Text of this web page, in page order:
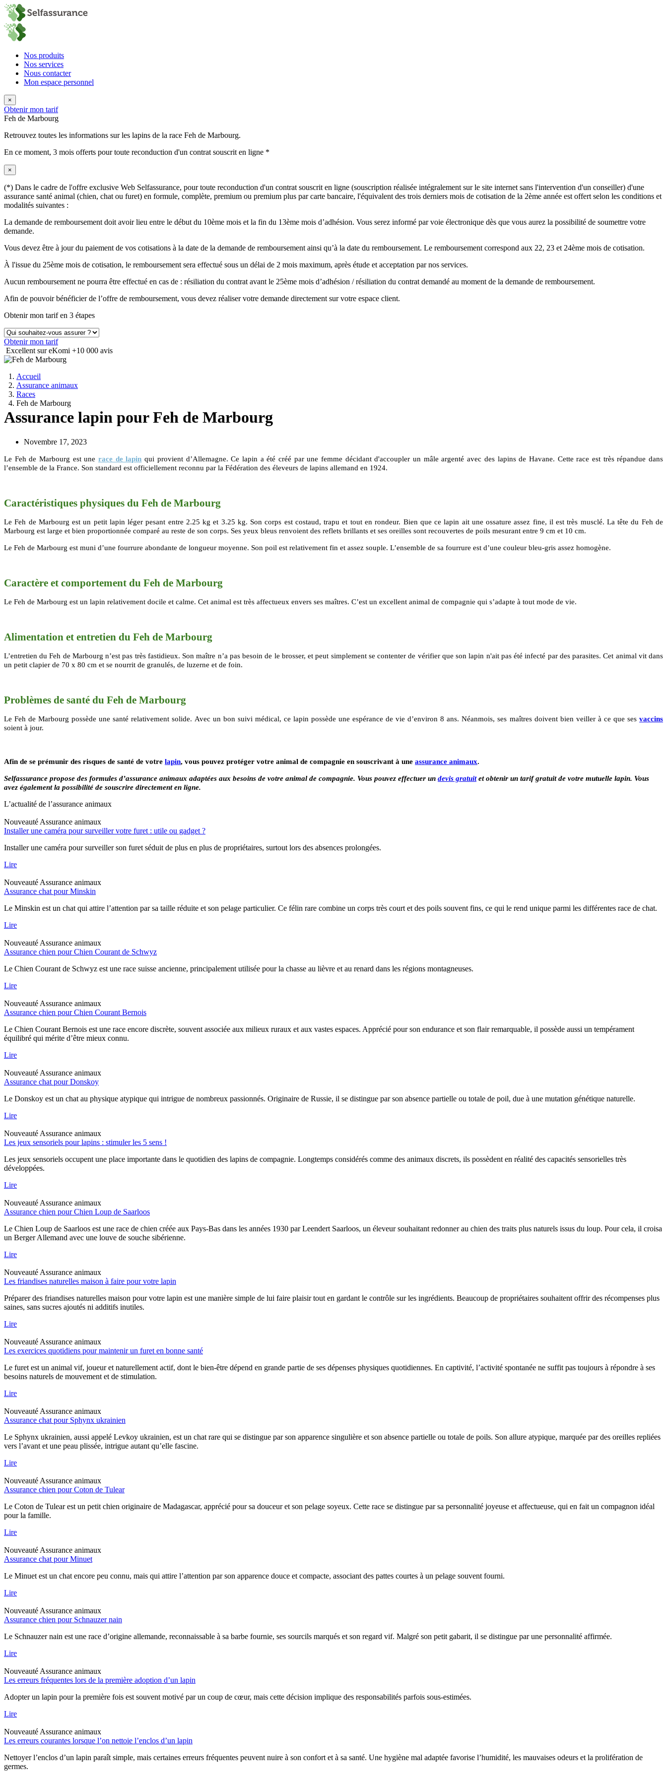
Nos produits
Nos services
Nous contacter
Mon espace personnel
×
Obtenir mon tarif
Feh de Marbourg
Retrouvez toutes les informations sur les lapins de la race Feh de Marbourg.
En ce moment, 3 mois offerts pour toute reconduction d'un contrat souscrit en ligne *
×
(*) Dans le cadre de l'offre exclusive Web Selfassurance, pour toute reconduction d'un contrat souscrit en ligne (souscription réalisée intégralement sur le site internet sans l'intervention d'un conseiller) d'une
assurance santé animal (chien, chat ou furet) en formule, complète, premium ou premium plus par carte bancaire, l'équivalent des trois derniers mois de cotisation de la 2ème année est offert selon les conditions et
modalités suivantes :
La demande de remboursement doit avoir lieu entre le début du 10ème mois et la fin du 13ème mois d’adhésion. Vous serez informé par voie électronique dès que vous aurez la possibilité de soumettre votre
demande.
Vous devez être à jour du paiement de vos cotisations à la date de la demande de remboursement ainsi qu’à la date du remboursement. Le remboursement correspond aux 22, 23 et 24ème mois de cotisation.
À l'issue du 25ème mois de cotisation, le remboursement sera effectué sous un délai de 2 mois maximum, après étude et acceptation par nos services.
Aucun remboursement ne pourra être effectué en cas de : résiliation du contrat avant le 25ème mois d’adhésion / résiliation du contrat demandé au moment de la demande de remboursement.
Afin de pouvoir bénéficier de l’offre de remboursement, vous devez réaliser votre demande directement sur votre espace client.
Obtenir mon tarif en 3 étapes
Obtenir mon tarif
Excellent sur eKomi +10 000 avis
Accueil
Assurance animaux
Races
Feh de Marbourg
Assurance lapin pour Feh de Marbourg
Novembre 17, 2023
Le Feh de Marbourg est unerace de lapin qui provient d’Allemagne. Ce lapin a été créé par une femme décidant d'accoupler un mâle argenté avec des lapins de Havane. Cette race est très répandue dans
l’ensemble de la France. Son standard est officiellement reconnu par la Fédération des éleveurs de lapins allemand en 1924.
Caractéristiques physiques du Feh de Marbourg
Le Feh de Marbourg est un petit lapin léger pesant entre 2.25 kg et 3.25 kg. Son corps est costaud, trapu et tout en rondeur. Bien que ce lapin ait une ossature assez fine, il est très musclé. La tête du Feh de
Marbourg est large et bien proportionnée comparé au reste de son corps. Ses yeux bleus renvoient des reflets brillants et ses oreilles sont recouvertes de poils mesurant entre 9 cm et 10 cm.
Le Feh de Marbourg est muni d’une fourrure abondante de longueur moyenne. Son poil est relativement fin et assez souple. L’ensemble de sa fourrure est d’une couleur bleu-gris assez homogène.
Caractère et comportement du Feh de Marbourg
Le Feh de Marbourg est un lapin relativement docile et calme. Cet animal est très affectueux envers ses maîtres. C’est un excellent animal de compagnie qui s’adapte à tout mode de vie.
Alimentation et entretien du Feh de Marbourg
L’entretien du Feh de Marbourg n’est pas très fastidieux. Son maître n’a pas besoin de le brosser, et peut simplement se contenter de vérifier que son lapin n'ait pas été infecté par des parasites. Cet animal vit dans
un petit clapier de 70 x 80 cm et se nourrit de granulés, de luzerne et de foin.
Problèmes de santé du Feh de Marbourg
Le Feh de Marbourg possède une santé relativement solide. Avec un bon suivi médical, ce lapin possède une espérance de vie d’environ 8 ans.Néanmois, ses maîtres doivent bien veiller à ce que sesvaccins
soient à jour.
Afin de se prémunir des risques de santé de votre lapin, vous pouvez protéger votre animal de compagnie en souscrivant à une assurance animaux.
Selfassurance propose des formules d’assurance animaux adaptées aux besoins de votre animal de compagnie. Vous pouvez effectuer un devis gratuitet obtenir un tarif gratuit de votre mutuelle lapin. Vous
avez également la possibilité de souscrire directement en ligne.
L’actualité de l’assurance animaux
Nouveauté Assurance animaux
Installer une caméra pour surveiller votre furet : utile ou gadget ?
Installer une caméra pour surveiller son furet séduit de plus en plus de propriétaires, surtout lors des absences prolongées.
Lire
Nouveauté Assurance animaux
Assurance chat pour Minskin
Le Minskin est un chat qui attire l’attention par sa taille réduite et son pelage particulier. Ce félin rare combine un corps très court et des poils souvent fins, ce qui le rend unique parmi les différentes race de chat.
Lire
Nouveauté Assurance animaux
Assurance chien pour Chien Courant de Schwyz
Le Chien Courant de Schwyz est une race suisse ancienne, principalement utilisée pour la chasse au lièvre et au renard dans les régions montagneuses.
Lire
Nouveauté Assurance animaux
Assurance chien pour Chien Courant Bernois
Le Chien Courant Bernois est une race encore discrète, souvent associée aux milieux ruraux et aux vastes espaces. Apprécié pour son endurance et son flair remarquable, il possède aussi un tempérament
équilibré qui mérite d’être mieux connu.
Lire
Nouveauté Assurance animaux
Assurance chat pour Donskoy
Le Donskoy est un chat au physique atypique qui intrigue de nombreux passionnés. Originaire de Russie, il se distingue par son absence partielle ou totale de poil, due à une mutation génétique naturelle.
Lire
Nouveauté Assurance animaux
Les jeux sensoriels pour lapins : stimuler les 5 sens !
Les jeux sensoriels occupent une place importante dans le quotidien des lapins de compagnie. Longtemps considérés comme des animaux discrets, ils possèdent en réalité des capacités sensorielles très
développées.
Lire
Nouveauté Assurance animaux
Assurance chien pour Chien Loup de Saarloos
Le Chien Loup de Saarloos est une race de chien créée aux Pays-Bas dans les années 1930 par Leendert Saarloos, un éleveur souhaitant redonner au chien des traits plus naturels issus du loup. Pour cela, il croisa
un Berger Allemand avec une louve de souche sibérienne.
Lire
Nouveauté Assurance animaux
Les friandises naturelles maison à faire pour votre lapin
Préparer des friandises naturelles maison pour votre lapin est une manière simple de lui faire plaisir tout en gardant le contrôle sur les ingrédients. Beaucoup de propriétaires souhaitent offrir des récompenses plus
saines, sans sucres ajoutés ni additifs inutiles.
Lire
Nouveauté Assurance animaux
Les exercices quotidiens pour maintenir un furet en bonne santé
Le furet est un animal vif, joueur et naturellement actif, dont le bien-être dépend en grande partie de ses dépenses physiques quotidiennes. En captivité, l’activité spontanée ne suffit pas toujours à répondre à ses
besoins naturels de mouvement et de stimulation.
Lire
Nouveauté Assurance animaux
Assurance chat pour Sphynx ukrainien
Le Sphynx ukrainien, aussi appelé Levkoy ukrainien, est un chat rare qui se distingue par son apparence singulière et son absence partielle ou totale de poils. Son allure atypique, marquée par des oreilles repliées
vers l’avant et une peau plissée, intrigue autant qu’elle fascine.
Lire
Nouveauté Assurance animaux
Assurance chien pour Coton de Tulear
Le Coton de Tulear est un petit chien originaire de Madagascar, apprécié pour sa douceur et son pelage soyeux. Cette race se distingue par sa personnalité joyeuse et affectueuse, qui en fait un compagnon idéal
pour la famille.
Lire
Nouveauté Assurance animaux
Assurance chat pour Minuet
Le Minuet est un chat encore peu connu, mais qui attire l’attention par son apparence douce et compacte, associant des pattes courtes à un pelage souvent fourni.
Lire
Nouveauté Assurance animaux
Assurance chien pour Schnauzer nain
Le Schnauzer nain est une race d’origine allemande, reconnaissable à sa barbe fournie, ses sourcils marqués et son regard vif. Malgré son petit gabarit, il se distingue par une personnalité affirmée.
Lire
Nouveauté Assurance animaux
Les erreurs fréquentes lors de la première adoption d’un lapin
Adopter un lapin pour la première fois est souvent motivé par un coup de cœur, mais cette décision implique des responsabilités parfois sous-estimées.
Lire
Nouveauté Assurance animaux
Les erreurs courantes lorsque l’on nettoie l’enclos d’un lapin
Nettoyer l’enclos d’un lapin paraît simple, mais certaines erreurs fréquentes peuvent nuire à son confort et à sa santé. Une hygiène mal adaptée favorise l’humidité, les mauvaises odeurs et la prolifération de
germes.